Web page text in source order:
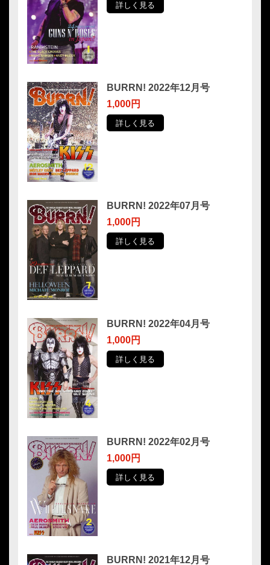
詳しく見る
BURRN! 2022年12月号
1,000円
詳しく見る
BURRN! 2022年07月号
1,000円
詳しく見る
BURRN! 2022年04月号
1,000円
詳しく見る
BURRN! 2022年02月号
1,000円
詳しく見る
BURRN! 2021年12月号